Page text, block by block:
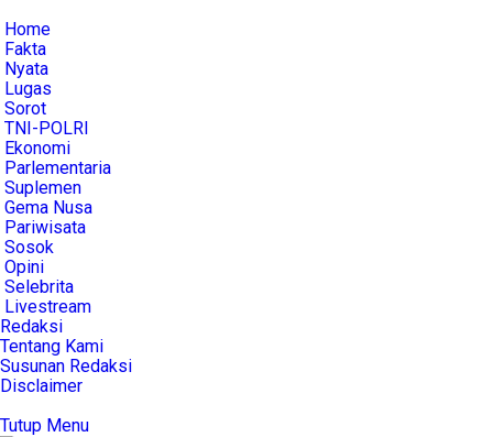
Home
Fakta
Nyata
Lugas
Sorot
TNI-POLRI
Ekonomi
Parlementaria
Suplemen
Gema Nusa
Pariwisata
Sosok
Opini
Selebrita
Livestream
Redaksi
Tentang Kami
Susunan Redaksi
Disclaimer
Tutup Menu